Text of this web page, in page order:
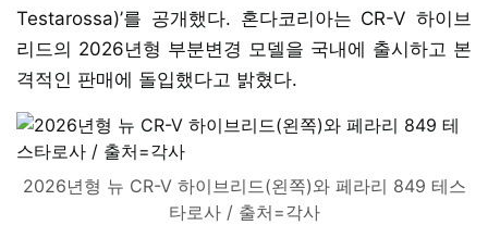
Testarossa)’를 공개했다. 혼다코리아는 CR-V 하이브
리드의 2026년형 부분변경 모델을 국내에 출시하고 본
격적인 판매에 돌입했다고 밝혔다.
2026년형 뉴 CR-V 하이브리드(왼쪽)와 페라리 849 테스
타로사 / 출처=각사